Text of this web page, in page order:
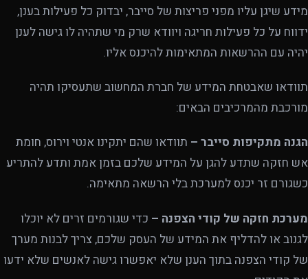
מידע שיגן עליו מפני פריצות של סייבר, יבדוק כל פעילות בענן,
ידווח על כל פעילות חריגה ויוודא שרק מי שתהיה לו גישה לענן
יהיה עם ההרשאות המתאימות להיכנס אליו.
תוודאו שאבטחת המידע של חברת המחשוב שתעסיקו תהיה
מורכבת מהמרכיבים הבאים:
הגנה מתקיפות סייבר – תוודאו שהם יתקינו אנטי וירוס, חומת
אש חזקה שתדע להגן על המידע שלכם בזמן אמת ותדע להתריע
כשגורם זר יכנס למערכת בלי הרשאה מתאימה.
מערכת חזקה של קודי הצפנה – כדי שגורמים זרים לא יוכלו
לגנוב או להדליף את המידע של העסק שלכם, צריך לבנות מערך
של קודי הצפנה בתוך הענן שלא יאפשרו גישה לאנשים שלא ידעו